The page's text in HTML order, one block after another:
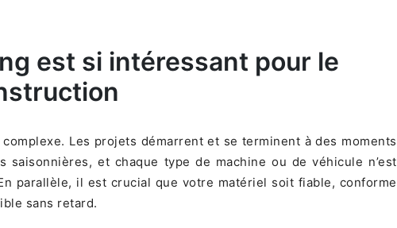
est si intéressant pour le
Les projets démarrent et se terminent à des moments
saisonnières, et chaque type de machine ou de véhicule n’est
parallèle, il est crucial que votre matériel soit fiable, conforme
sans retard.